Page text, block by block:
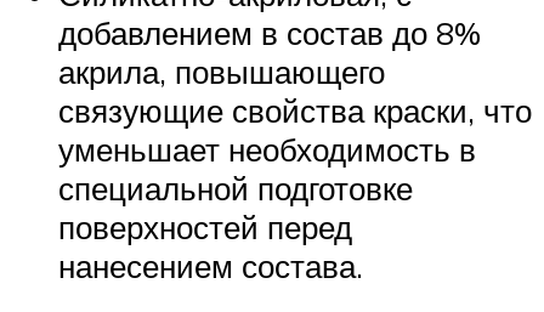
добавлением в состав до 8%
акрила, повышающего
связующие свойства краски, что
уменьшает необходимость в
специальной подготовке
поверхностей перед
нанесением состава.